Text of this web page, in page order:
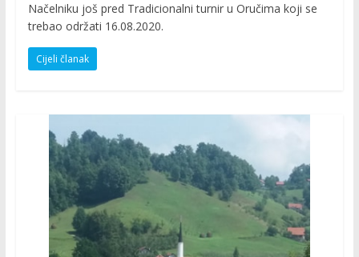
Načelniku još pred Tradicionalni turnir u Oručima koji se
trebao održati 16.08.2020.
Cijeli članak